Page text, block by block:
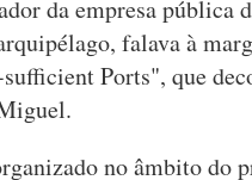
da empresa pública
falava à
Ports", que
no âmbito